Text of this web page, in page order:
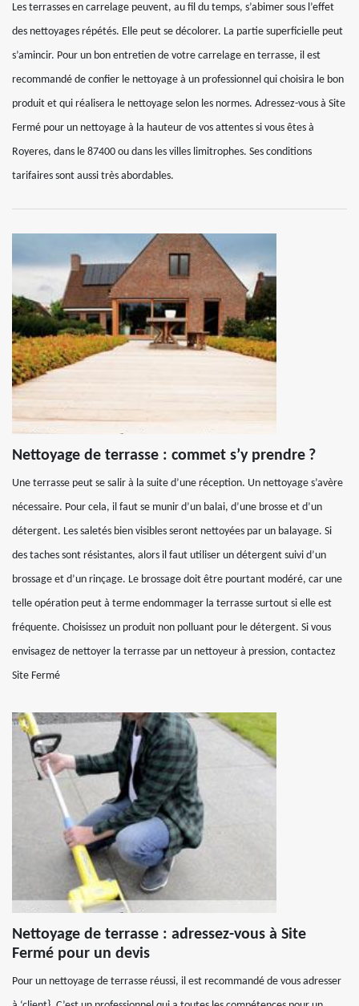
Les terrasses en carrelage peuvent, au fil du temps, s’abimer sous l’effet
des nettoyages répétés. Elle peut se décolorer. La partie superficielle peut
s’amincir. Pour un bon entretien de votre carrelage en terrasse, il est
recommandé de confier le nettoyage à un professionnel qui choisira le bon
produit et qui réalisera le nettoyage selon les normes. Adressez-vous à Site
Fermé pour un nettoyage à la hauteur de vos attentes si vous êtes à
Royeres, dans le 87400 ou dans les villes limitrophes. Ses conditions
tarifaires sont aussi très abordables.
Nettoyage de terrasse : commet s’y prendre ?
Une terrasse peut se salir à la suite d’une réception. Un nettoyage s’avère
nécessaire. Pour cela, il faut se munir d’un balai, d’une brosse et d’un
détergent. Les saletés bien visibles seront nettoyées par un balayage. Si
des taches sont résistantes, alors il faut utiliser un détergent suivi d’un
brossage et d’un rinçage. Le brossage doit être pourtant modéré, car une
telle opération peut à terme endommager la terrasse surtout si elle est
fréquente. Choisissez un produit non polluant pour le détergent. Si vous
envisagez de nettoyer la terrasse par un nettoyeur à pression, contactez
Site Fermé
Nettoyage de terrasse : adressez-vous à Site
Fermé pour un devis
Pour un nettoyage de terrasse réussi, il est recommandé de vous adresser